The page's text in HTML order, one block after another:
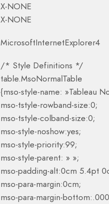
X-NONE
X-NONE
MicrosoftInternetExplorer4
/* Style Definitions */
table.MsoNormalTable
{mso-style-name: »Tableau
mso-tstyle-rowband-size:0;
mso-tstyle-colband-size:0;
mso-style-noshow:yes;
mso-style-priority:99;
mso-style-parent: » »;
mso-padding-alt:0cm 5.4pt
mso-para-margin:0cm;
mso-para-margin-